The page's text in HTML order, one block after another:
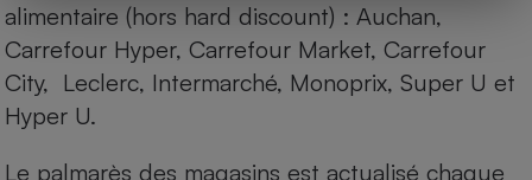
alimentaire (hors hard discount) : Auchan,
Carrefour Hyper, Carrefour Market, Carrefour
City, Leclerc, Intermarché, Monoprix, Super U et
Hyper U.
Le palmarès des magasins est actualisé chaque